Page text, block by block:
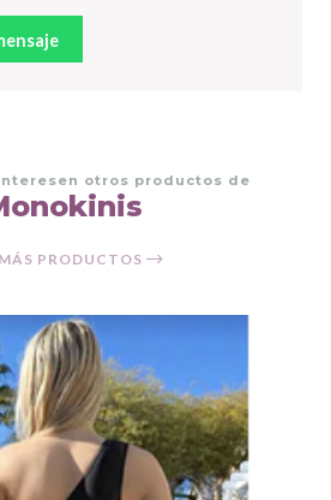
otros productos de
PRODUCTOS